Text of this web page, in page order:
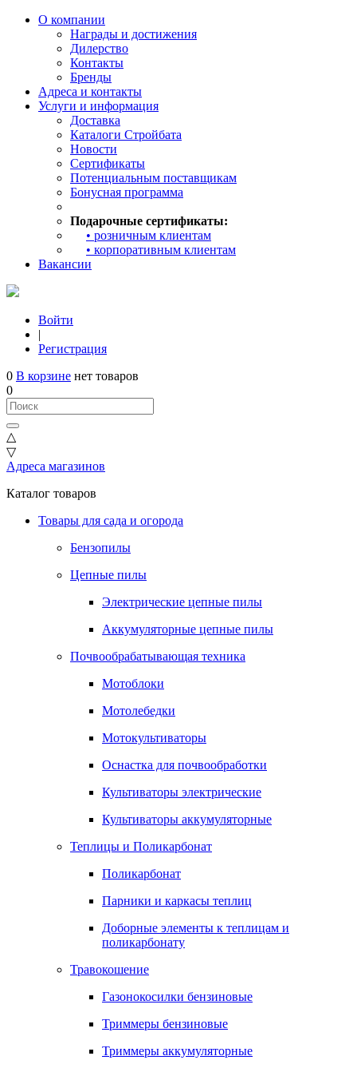
О компании
Награды и достижения
Дилерство
Контакты
Бренды
Адреса и контакты
Услуги и информация
Доставка
Каталоги Стройбата
Новости
Сертификаты
Потенциальным поставщикам
Бонусная программа
Подарочные сертификаты:
• розничным клиентам
• корпоративным клиентам
Вакансии
Войти
|
Регистрация
0 В корзине нет товаров
0
△
▽
Адреса магазинов
Каталог товаров
Товары для сада и огорода
Бензопилы
Цепные пилы
Электрические цепные пилы
Аккумуляторные цепные пилы
Почвообрабатывающая техника
Мотоблоки
Мотолебедки
Мотокультиваторы
Оснастка для почвообработки
Культиваторы электрические
Культиваторы аккумуляторные
Теплицы и Поликарбонат
Поликарбонат
Парники и каркасы теплиц
Доборные элементы к теплицам и
поликарбонату
Травокошение
Газонокосилки бензиновые
Триммеры бензиновые
Триммеры аккумуляторные